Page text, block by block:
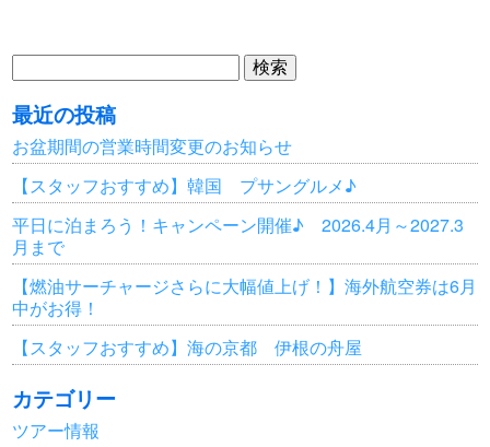
検
索:
最近の投稿
お盆期間の営業時間変更のお知らせ
【スタッフおすすめ】韓国 プサングルメ♪
平日に泊まろう！キャンペーン開催♪ 2026.4月～2027.3
月まで
【燃油サーチャージさらに大幅値上げ！】海外航空券は6月
中がお得！
【スタッフおすすめ】海の京都 伊根の舟屋
カテゴリー
ツアー情報